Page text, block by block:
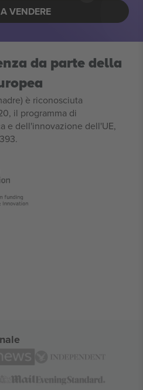
VENDERE
da parte della
è riconosciuta
il programma di
e dell'innovazione dell'UE,